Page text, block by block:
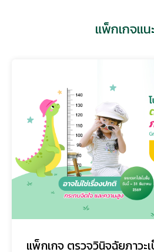
แพ็กเกจแน
แพ็กเกจ ตรวจวินิจฉัยภาวะ